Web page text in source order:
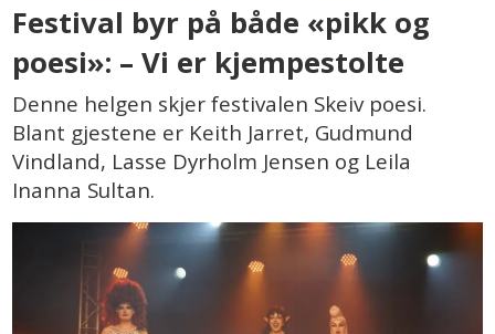
Festival byr på både «pikk og
poesi»: – Vi er kjempestolte
Denne helgen skjer festivalen Skeiv poesi.
Blant gjestene er Keith Jarret, Gudmund
Vindland, Lasse Dyrholm Jensen og Leila
Inanna Sultan.